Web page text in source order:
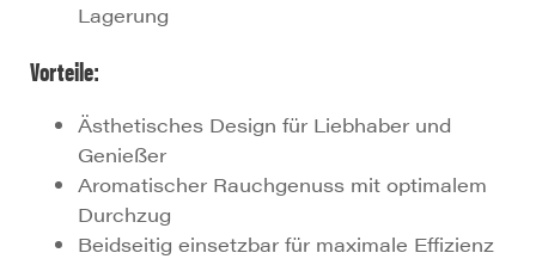
Lagerung
Vorteile:
Ästhetisches Design für Liebhaber und
Genießer
Aromatischer Rauchgenuss mit optimalem
Durchzug
Beidseitig einsetzbar für maximale Effizienz